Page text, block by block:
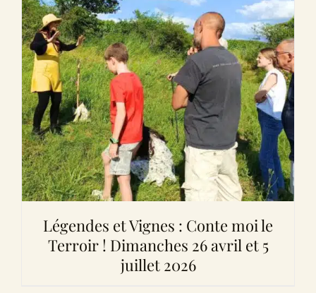
Légendes et Vignes : Conte moi le
Terroir ! Dimanches 26 avril et 5
juillet 2026